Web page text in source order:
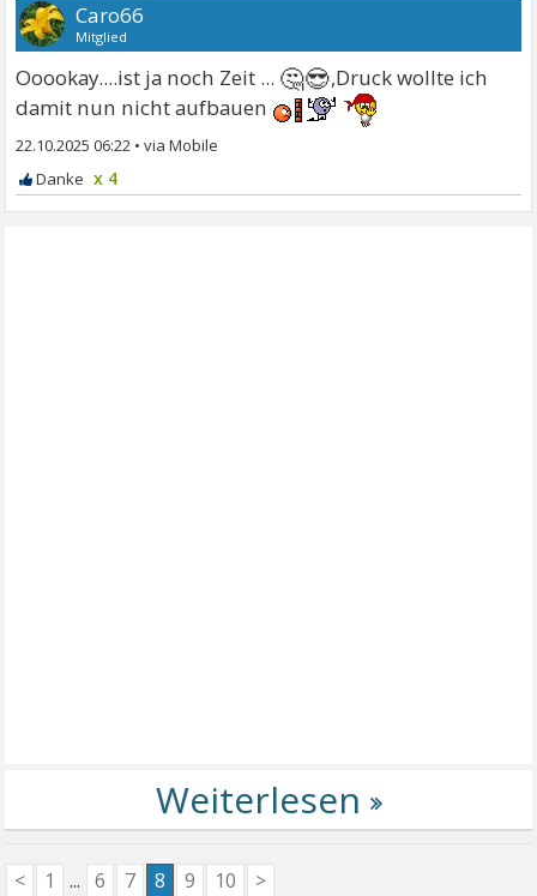
Caro66
Mitglied
Ooookay....ist ja noch Zeit ... 🤔😎,Druck wollte ich
damit nun nicht aufbauen
22.10.2025 06:22 •
x 4
< 1 ... 6 7 8 9 10 >